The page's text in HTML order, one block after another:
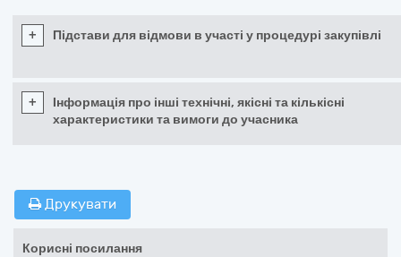
+ Підстави для відмови в участі у процедурі закупівлі
+
Інформація про інші технічні, якісні та кількісні
характеристики та вимоги до учасника
Друкувати
Корисні посилання